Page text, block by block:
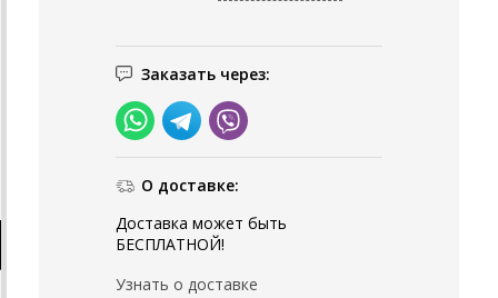
Заказать через:
О доставке:
Доставка может быть
БЕСПЛАТНОЙ!
Узнать о доставке